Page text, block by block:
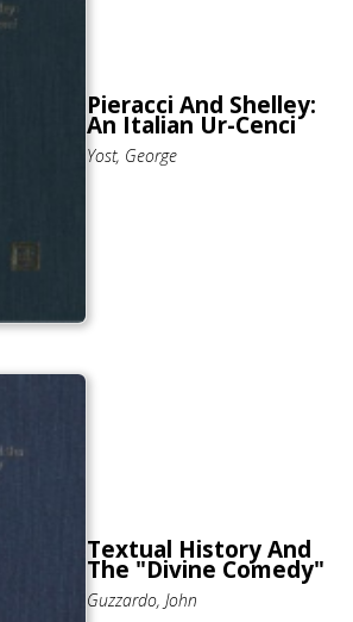
Pieracci And Shelley:
An Italian Ur-Cenci
Yost, George
Textual History And
The "Divine Comedy"
Guzzardo, John